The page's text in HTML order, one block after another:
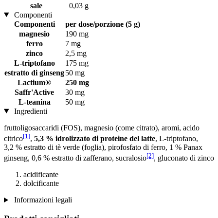
sale
0,03 g
Componenti
Componenti
per dose/porzione (5 g)
magnesio
190 mg
ferro
7 mg
zinco
2,5 mg
L-triptofano
175 mg
estratto di ginseng50 mg
Lactium®
250 mg
Saffr'Active
30 mg
L-teanina
50 mg
Ingredienti
fruttoligosaccaridi (FOS), magnesio (come citrato), aromi, acido
citrico[1], 5,3 % idrolizzato di proteine ​​del latte, L-triptofano,
3,2 % estratto di tè verde (foglia), pirofosfato di ferro, 1 % Panax
ginseng, 0,6 % estratto di zafferano, sucralosio[2], gluconato di zinco
acidificante
dolcificante
Informazioni legali